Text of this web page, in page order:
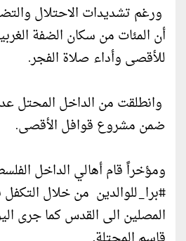
ورغم تشديدات الاحتلال
أن المئات من سكان الضفة
للأقصى وأداء صلاة الفجر.
وانطلقت من الداخل المحتل
ضمن مشروع قوافل الأقصى.
ومؤخراً قام أهالي الداخل
#برا_للوالدين من خلال
المصلين الى القدس كما جرى